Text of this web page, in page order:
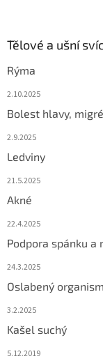
Tělové a ušní
Rýma
2.10.2025
Bolest hlavy,
2.9.2025
Ledviny
21.5.2025
Akné
22.4.2025
Podpora spánku a
24.3.2025
Oslabený
3.2.2025
Kašel suchý
5.12.2019